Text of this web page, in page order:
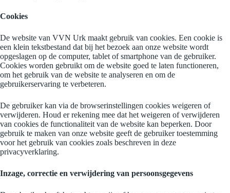
Cookies
De website van VVN Urk maakt gebruik van cookies. Een cookie is
een klein tekstbestand dat bij het bezoek aan onze website wordt
opgeslagen op de computer, tablet of smartphone van de gebruiker.
Cookies worden gebruikt om de website goed te laten functioneren,
om het gebruik van de website te analyseren en om de
gebruikerservaring te verbeteren.
De gebruiker kan via de browserinstellingen cookies weigeren of
verwijderen. Houd er rekening mee dat het weigeren of verwijderen
van cookies de functionaliteit van de website kan beperken. Door
gebruik te maken van onze website geeft de gebruiker toestemming
voor het gebruik van cookies zoals beschreven in deze
privacyverklaring.
Inzage, correctie en verwijdering van persoonsgegevens